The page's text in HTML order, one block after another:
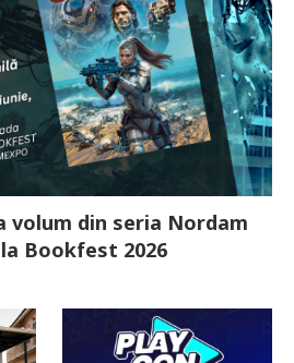
volum din seria Nordam
Bookfest 2026